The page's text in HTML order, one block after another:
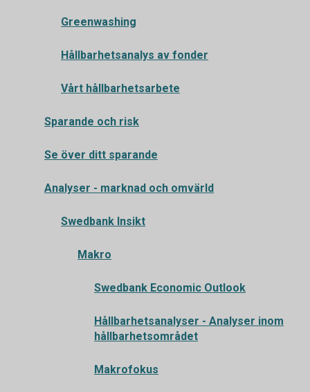
Greenwashing
Hållbarhetsanalys av fonder
Vårt hållbarhetsarbete
Sparande och risk
Se över ditt sparande
Analyser - marknad och omvärld
Swedbank Insikt
Makro
Swedbank Economic Outlook
Hållbarhetsanalyser - Analyser inom
hållbarhetsområdet
Makrofokus